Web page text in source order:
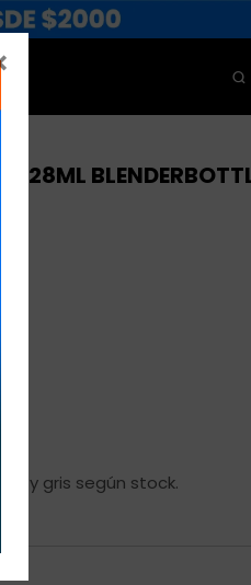
828ML
y gris según stock.